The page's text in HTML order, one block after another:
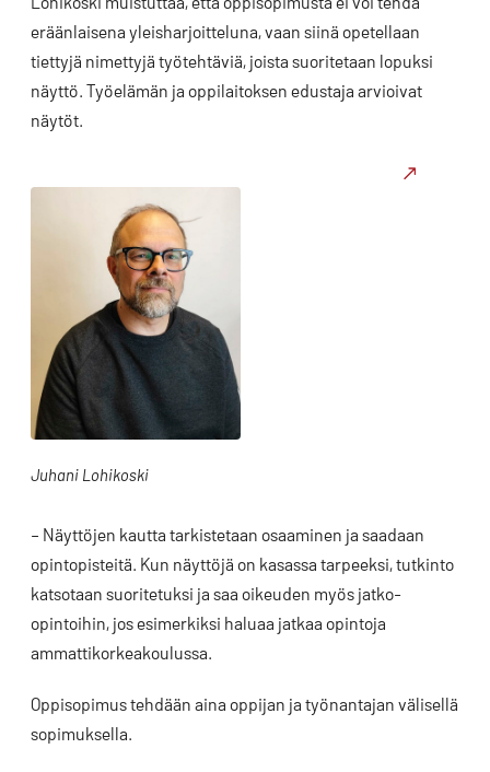
eräänlaisena yleisharjoitteluna, vaan siinä opetellaan
tiettyjä nimettyjä työtehtäviä, joista suoritetaan lopuksi
näyttö. Työelämän ja oppilaitoksen edustaja arvioivat
näytöt.
Juhani Lohikoski
– Näyttöjen kautta tarkistetaan osaaminen ja saadaan
opintopisteitä. Kun näyttöjä on kasassa tarpeeksi, tutkinto
katsotaan suoritetuksi ja saa oikeuden myös jatko-
opintoihin, jos esimerkiksi haluaa jatkaa opintoja
ammattikorkeakoulussa.
Oppisopimus tehdään aina oppijan ja työnantajan välisellä
sopimuksella.